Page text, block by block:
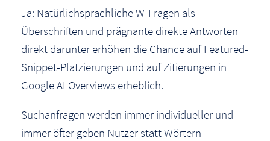
Ja: Natürlichsprachliche W-Fragen als
Überschriften und prägnante direkte Antworten
direkt darunter erhöhen die Chance auf Featured-
Snippet-Platzierungen und auf Zitierungen in
Google AI Overviews erheblich.
Suchanfragen werden immer individueller und
immer öfter geben Nutzer statt Wörtern